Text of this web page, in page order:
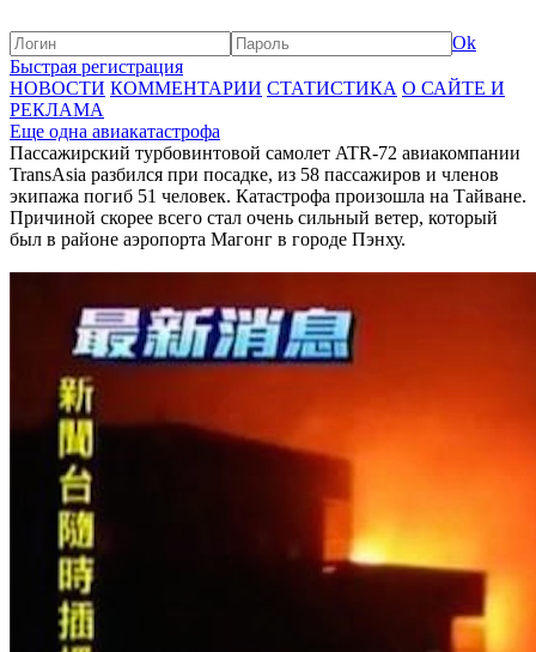
Ok
Быстрая регистрация
НОВОСТИ КОММЕНТАРИИ СТАТИСТИКА О САЙТЕ И
РЕКЛАМА
Еще одна авиакатастрофа
Пассажирский турбовинтовой самолет ATR-72 авиакомпании
TransAsia разбился при посадке, из 58 пассажиров и членов
экипажа погиб 51 человек. Катастрофа произошла на Тайване.
Причиной скорее всего стал очень сильный ветер, который
был в районе аэропорта Магонг в городе Пэнху.